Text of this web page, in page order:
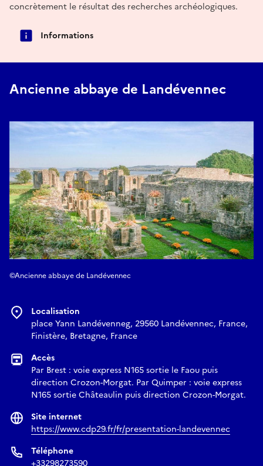
concrètement le résultat des recherches archéologiques.
Informations
Ancienne abbaye de Landévennec
©Ancienne abbaye de Landévennec
Localisation
place Yann Landévenneg, 29560 Landévennec, France,
Finistère, Bretagne, France
Accès
Par Brest : voie express N165 sortie le Faou puis
direction Crozon-Morgat. Par Quimper : voie express
N165 sortie Châteaulin puis direction Crozon-Morgat.
Site internet
https://www.cdp29.fr/fr/presentation-landevennec
Téléphone
+33298273590